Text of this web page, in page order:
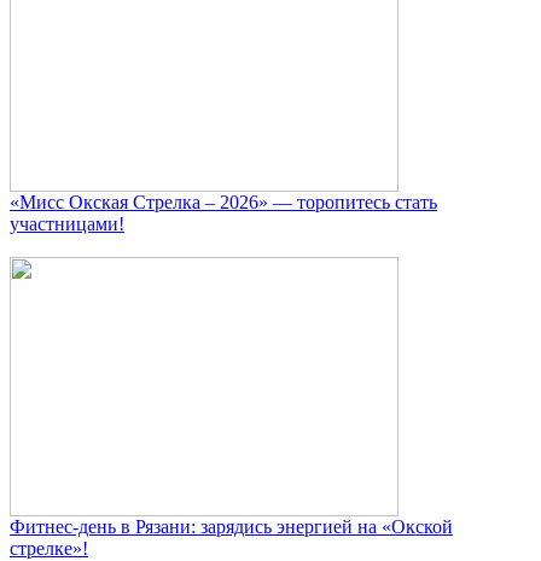
«Мисс Окская Стрелка – 2026» — торопитесь стать
участницами!
Фитнес‑день в Рязани: зарядись энергией на «Окской
стрелке»!